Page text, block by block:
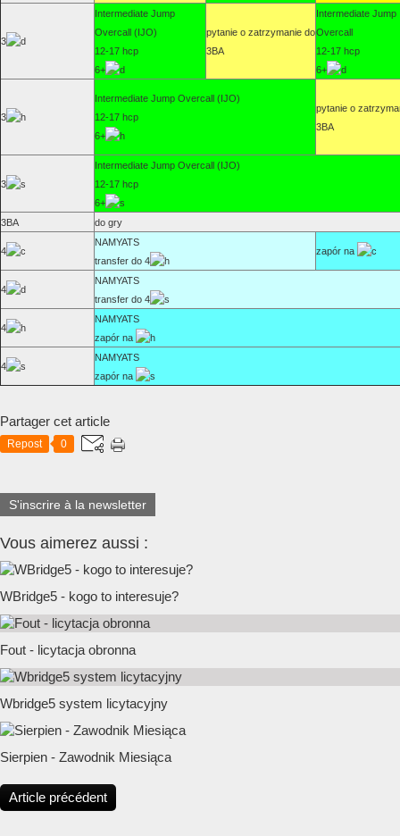
3
Intermediate Jump
Overcall (IJO)
12-17 hcp
6+
pytanie o zatrzymanie do
3BA
Intermediate Jump
Overcall
12-17 hcp
6+
3
Intermediate Jump Overcall (IJO)
12-17 hcp
6+
pytanie o
3BA
3
Intermediate Jump Overcall (IJO)
12-17 hcp
6+
3BA
do gry
4
NAMYATS
transfer do 4
zapór na
4
NAMYATS
transfer do 4
4
NAMYATS
zapór na
4
NAMYATS
zapór na
Partager cet article
Repost 0
S'inscrire à la newsletter
Vous aimerez aussi :
WBridge5 - kogo to interesuje?
Fout - licytacja obronna
Wbridge5 system licytacyjny
Sierpien - Zawodnik Miesiąca
Article précédent